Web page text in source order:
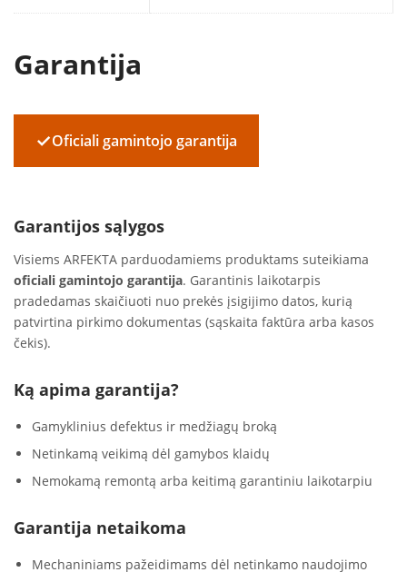
Garantija
✓Oficiali gamintojo garantija
Garantijos sąlygos
Visiems ARFEKTA parduodamiems produktams suteikiama
oficiali gamintojo garantija. Garantinis laikotarpis
pradedamas skaičiuoti nuo prekės įsigijimo datos, kurią
patvirtina pirkimo dokumentas (sąskaita faktūra arba kasos
čekis).
Ką apima garantija?
Gamyklinius defektus ir medžiagų broką
Netinkamą veikimą dėl gamybos klaidų
Nemokamą remontą arba keitimą garantiniu laikotarpiu
Garantija netaikoma
Mechaniniams pažeidimams dėl netinkamo naudojimo